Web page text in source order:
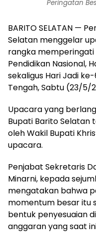
Peringatan
BARITO SELATAN —
Selatan menggelar
rangka memperingati
Pendidikan Nasional,
sekaligus Hari Jadi
Tengah, Sabtu (23/5/
‎Upacara yang
Bupati Barito Selatan
oleh Wakil Bupati
upacara.
‎Penjabat Sekretaris
Minarni, kepada
mengatakan bahwa
momentum besar itu
bentuk penyesuaian
anggaran yang saat